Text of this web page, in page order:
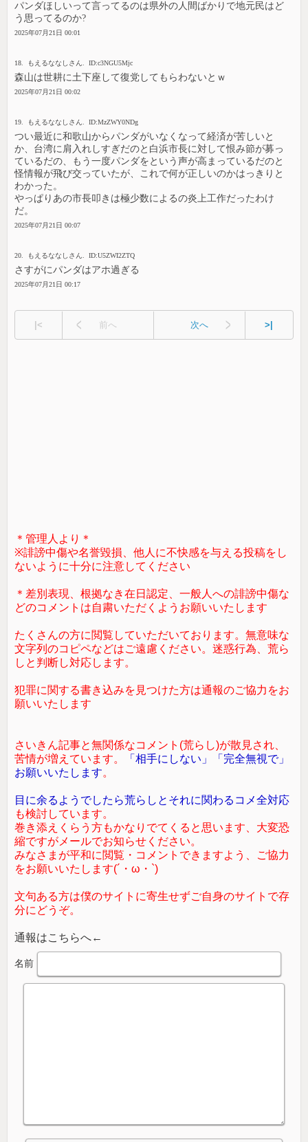
パンダほしいって言ってるのは県外の人間ばかりで地元民はど
う思ってるのか?
2025年07月21日 00:01
18. もえるななしさん. ID:c3NGU5Mjc
森山は世耕に土下座して復党してもらわないとｗ
2025年07月21日 00:02
19. もえるななしさん. ID:MzZWY0NDg
つい最近に和歌山からパンダがいなくなって経済が苦しいと
か、台湾に肩入れしすぎだのと白浜市長に対して恨み節が募っ
ているだの、もう一度パンダをという声が高まっているだのと
怪情報が飛び交っていたが、これで何が正しいのかはっきりと
わかった。
やっぱりあの市長叩きは極少数によるの炎上工作だったわけ
だ。
2025年07月21日 00:07
20. もえるななしさん. ID:U5ZWI2ZTQ
さすがにパンダはアホ過ぎる
2025年07月21日 00:17
|< 前へ 次へ >|
＊管理人より＊
※誹謗中傷や名誉毀損、他人に不快感を与える投稿をし
ないように十分に注意してください
＊差別表現、根拠なき在日認定、一般人への誹謗中傷な
どのコメントは自粛いただくようお願いいたします
たくさんの方に閲覧していただいております。無意味な
文字列のコピペなどはご遠慮ください。迷惑行為、荒ら
しと判断し対応します。
犯罪に関する書き込みを見つけた方は通報のご協力をお
願いいたします
さいきん記事と無関係なコメント(荒らし)が散見され、
苦情が増えています。
「相手にしない」「完全無視で」
お願いいたします。
目に余るようでしたら荒らしとそれに関わるコメ全対応
も検討しています。
巻き添えくらう方もかなりでてくると思います、大変恐
縮ですがメールでお知らせください。
みなさまが平和に閲覧・コメントできますよう、ご協力
をお願いいたします(´・ω・`)
文句ある方は僕のサイトに寄生せずご自身のサイトで存
分にどうぞ。
通報はこちらへ←
名前